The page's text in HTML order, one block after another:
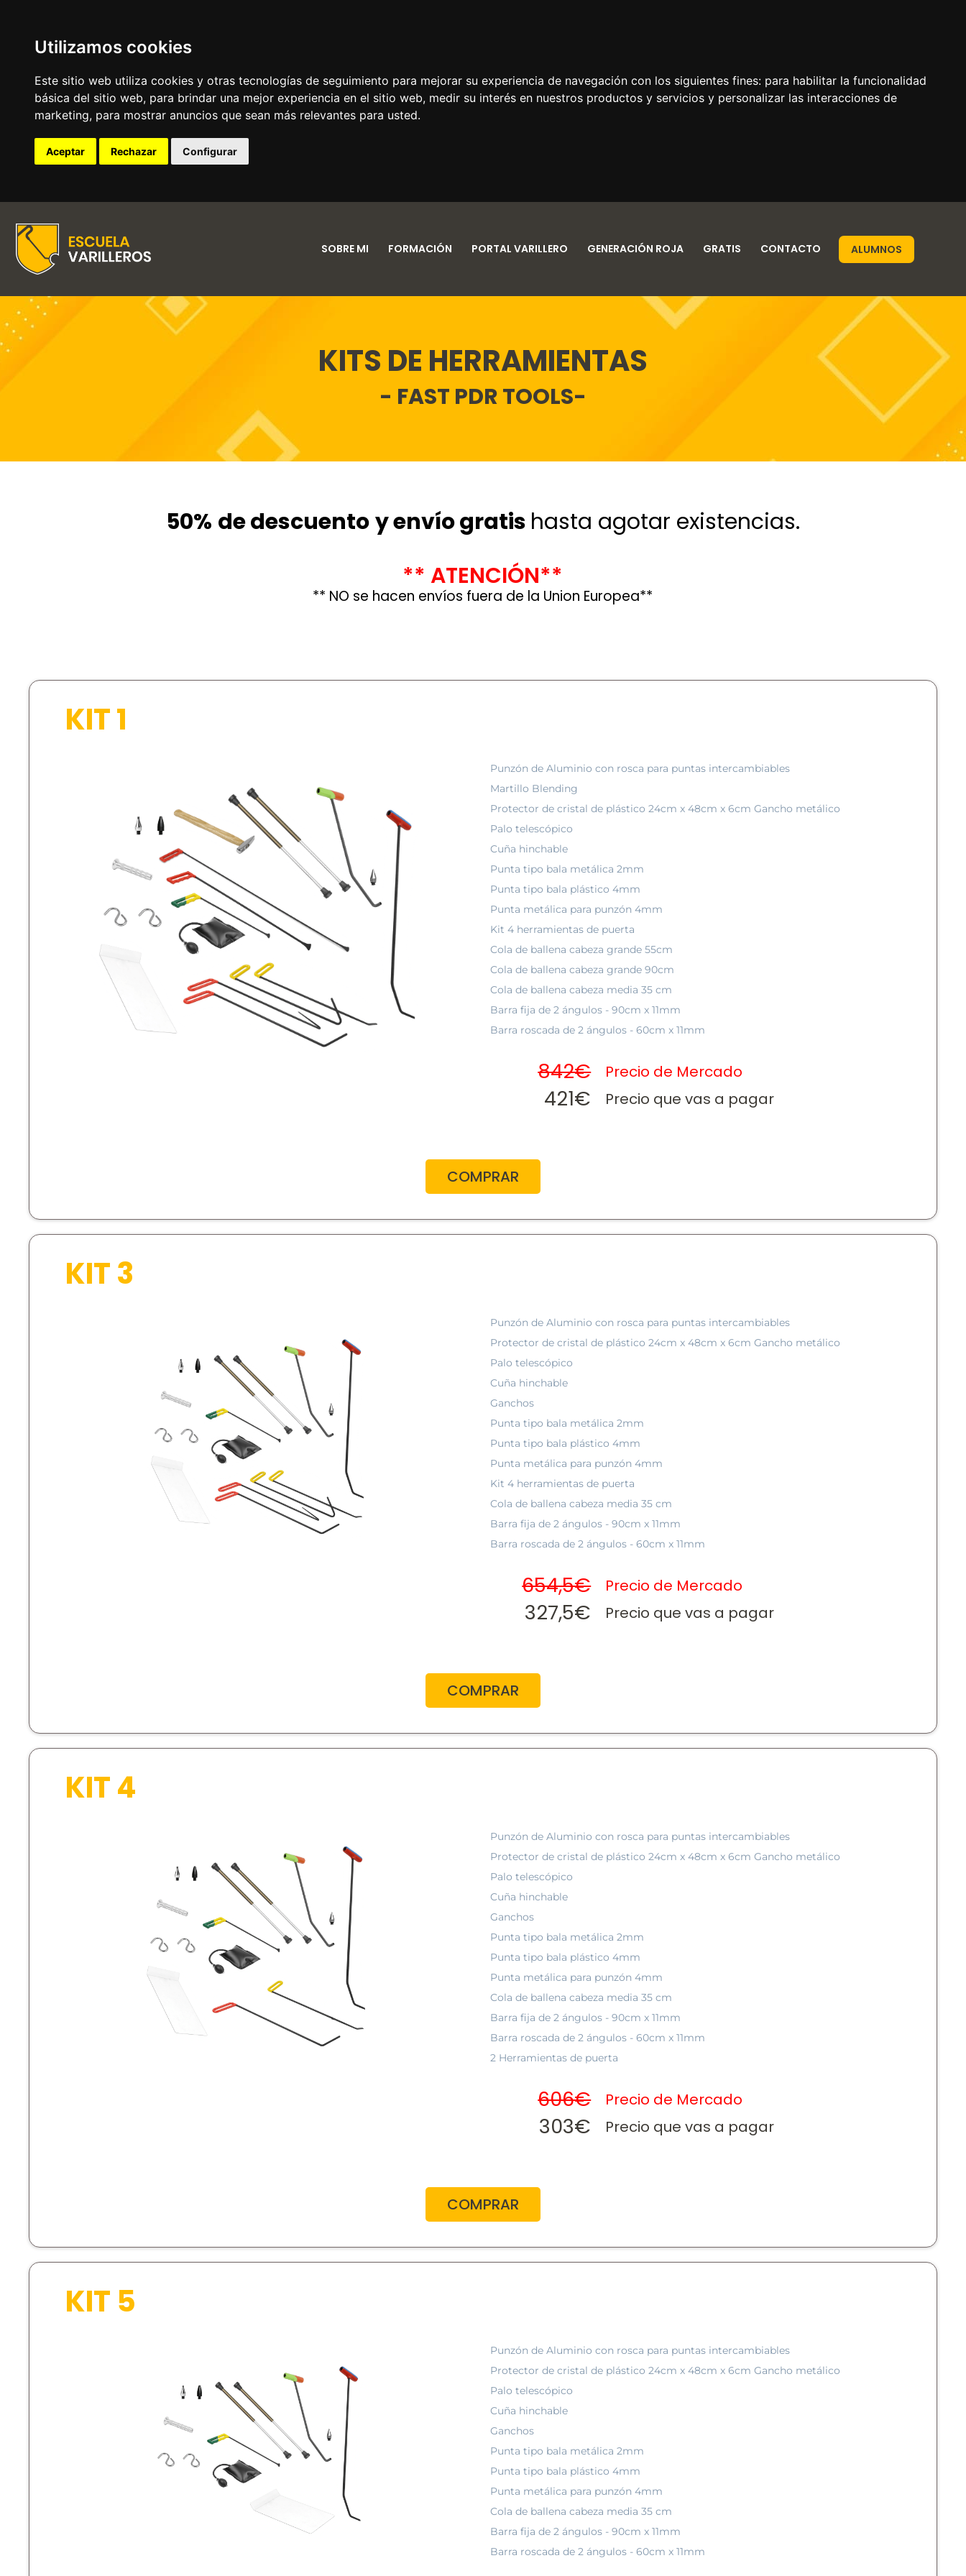
Utilizamos cookies
Este sitio web utiliza cookies y otras tecnologías de seguimiento para mejorar su experiencia de navegación con los siguientes fines: para habilitar la funcionalidad
básica del sitio web, para brindar una mejor experiencia en el sitio web, medir su interés en nuestros productos y servicios y personalizar las interacciones de
marketing, para mostrar anuncios que sean más relevantes para usted.
Aceptar Rechazar Configurar
SOBRE MI FORMACIÓN PORTAL VARILLERO GENERACIÓN ROJA GRATIS CONTACTO ALUMNOS
KITS DE HERRAMIENTAS
- FAST PDR TOOLS-
50% de descuentoy envío gratis hasta agotar existencias.
** ATENCIÓN**
** NO se hacen envíos fuera de la Union Europea**
KIT 1
Punzón de Aluminio con rosca para puntas intercambiables
Martillo Blending
Protector de cristal de plástico 24cm x 48cm x 6cm Gancho metálico
Palo telescópico
Cuña hinchable
Punta tipo bala metálica 2mm
Punta tipo bala plástico 4mm
Punta metálica para punzón 4mm
Kit 4 herramientas de puerta
Cola de ballena cabeza grande 55cm
Cola de ballena cabeza grande 90cm
Cola de ballena cabeza media 35 cm
Barra fija de 2 ángulos - 90cm x 11mm
Barra roscada de 2 ángulos - 60cm x 11mm
842€
421€
Precio de Mercado
Precio que vas a pagar
COMPRAR
KIT 3
Punzón de Aluminio con rosca para puntas intercambiables
Protector de cristal de plástico 24cm x 48cm x 6cm Gancho metálico
Palo telescópico
Cuña hinchable
Ganchos
Punta tipo bala metálica 2mm
Punta tipo bala plástico 4mm
Punta metálica para punzón 4mm
Kit 4 herramientas de puerta
Cola de ballena cabeza media 35 cm
Barra fija de 2 ángulos - 90cm x 11mm
Barra roscada de 2 ángulos - 60cm x 11mm
654,5€
327,5€
Precio de Mercado
Precio que vas a pagar
COMPRAR
KIT 4
Punzón de Aluminio con rosca para puntas intercambiables
Protector de cristal de plástico 24cm x 48cm x 6cm Gancho metálico
Palo telescópico
Cuña hinchable
Ganchos
Punta tipo bala metálica 2mm
Punta tipo bala plástico 4mm
Punta metálica para punzón 4mm
Cola de ballena cabeza media 35 cm
Barra fija de 2 ángulos - 90cm x 11mm
Barra roscada de 2 ángulos - 60cm x 11mm
2 Herramientas de puerta
606€
303€
Precio de Mercado
Precio que vas a pagar
COMPRAR
KIT 5
Punzón de Aluminio con rosca para puntas intercambiables
Protector de cristal de plástico 24cm x 48cm x 6cm Gancho metálico
Palo telescópico
Cuña hinchable
Ganchos
Punta tipo bala metálica 2mm
Punta tipo bala plástico 4mm
Punta metálica para punzón 4mm
Cola de ballena cabeza media 35 cm
Barra fija de 2 ángulos - 90cm x 11mm
Barra roscada de 2 ángulos - 60cm x 11mm